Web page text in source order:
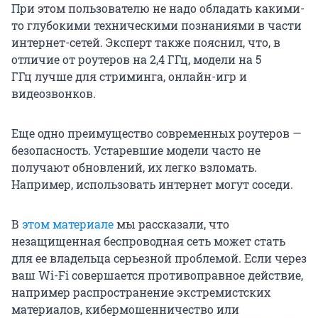
При этом пользователю не надо обладать какими-
то глубокими техническими познаниями в части
интернет-сетей. Эксперт также пояснил, что, в
отличие от роутеров на 2,4 ГГц, модели на 5
ГГц лучше для стриминга, онлайн-игр и
видеозвонков.
Еще одно преимущество современных роутеров —
безопасность. Устаревшие модели часто не
получают обновлений, их легко взломать.
Например, использовать интернет могут соседи.
В этом материалемы рассказали, что
незащищенная беспроводная сеть может стать
для ее владельца серьезной проблемой. Если через
ваш Wi-Fi совершается противоправное действие,
например распространение экстремистских
материалов, кибермошенничество или